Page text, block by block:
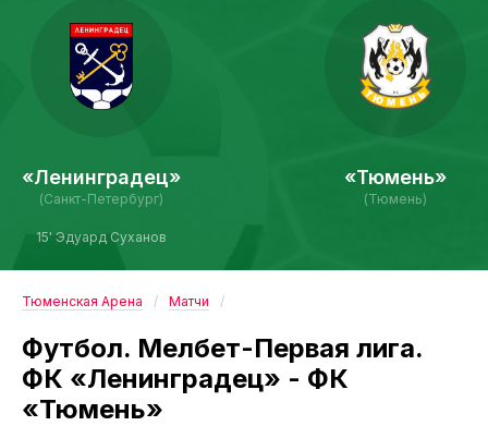
«Ленинградец»
(Санкт-Петербург)
15' Эдуард Суханов
«Тюмень»
(Тюмень)
Тюменская Арена Матчи
Футбол. Мелбет-Первая лига.
ФК «Ленинградец» - ФК
«Тюмень»